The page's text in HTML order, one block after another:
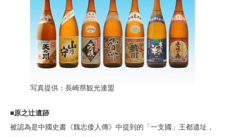
写真提供：長崎県観光連盟
■原之辻遺跡
被認為是中國史書《魏志倭人傳》中提到的「一支國」王都遺址，